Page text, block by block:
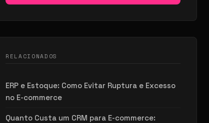
RELACIONADOS
ERP e Estoque: Como Evitar Ruptura e Excesso
no E-commerce
Quanto Custa um CRM para E-commerce: